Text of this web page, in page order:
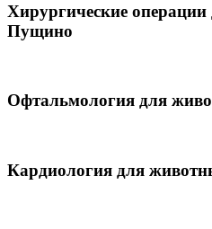
Хирургические
Пущино
Офтальмология для
Кардиология для